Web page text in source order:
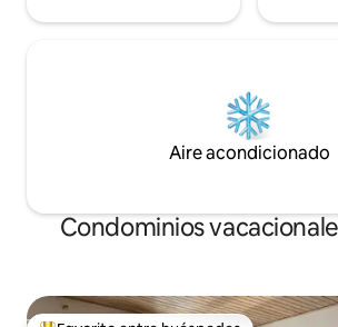
Aire acondicionado
Condominios